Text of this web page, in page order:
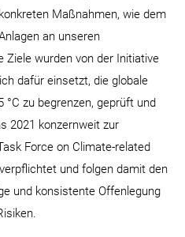
Maßnahmen, wie dem
an unseren
Ziele wurden von der Initiative
dafür einsetzt, die globale
zu begrenzen, geprüft und
2021 konzernweit zur
Force on Climate-related
und folgen damit den
und konsistente Offenlegung